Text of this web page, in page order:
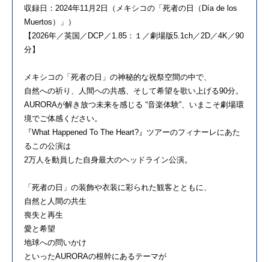
収録日：2024年11月2日（メキシコの「死者の日（Día de los
Muertos）」）
【2026年／英国／DCP／1.85：１／劇場版5.1ch／2D／4K／90
分】
メキシコの「死者の日」の神秘的な祝祭空間の中で、
自然への祈り、人間への共感、そして希望を歌い上げる90分。
AURORAが解き放つ未来を感じる “音楽体験”、いまこそ劇場環
境でご体感ください。
『What Happened To The Heart?』ツアーのフィナーレにあた
るこの公演は
2万人を動員した自身最大のヘッドライン公演。
「死者の日」の装飾や衣装に彩られた観客とともに、
自然と人間の共生
喪失と再生
愛と希望
地球への問いかけ
といったAURORAの根幹にあるテーマが